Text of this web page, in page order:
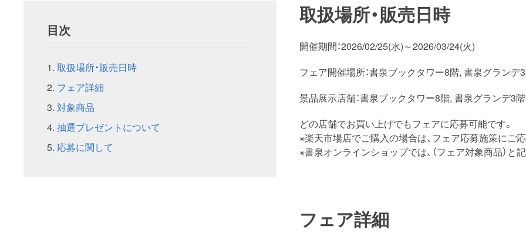
目次
取扱場所・販売日時
フェア詳細
対象商品
抽選プレゼントについて
応募に関して
取扱場所・販売日時
開催期間：2026/02/25(水)～2026/03/24(火)
フェア開催場所：書泉ブックタワー8階, 書泉グランデ
景品展示店舗：書泉ブックタワー8階, 書泉グランデ3階
どの店舗でお買い上げでもフェアに応募可能です。
※楽天市場店でご購入の場合は、フェア応募施策にご
※書泉オンラインショップでは、（フェア対象商品）と
フェア詳細